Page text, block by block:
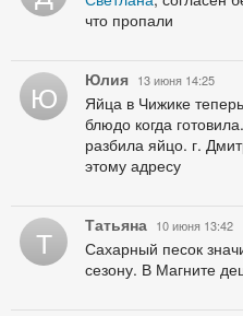
что пропали
Ю Юлия 13 июня 14:25
Яйца в Чижике
блюдо когда
разбила яйцо. г.
этому адресу
Т Татьяна 10 июня 13:42
Сахарный песок
сезону. В Магните